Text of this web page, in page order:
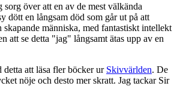
sorg över att en av de mest välkända
dött en långsam död som går ut på att
människa, med fantastiskt intellekt
att se detta "jag" långsamt ätas upp av en
detta att läsa fler böcker ur Skivvärlden. De
nöje och desto mer skratt. Jag tackar Sir